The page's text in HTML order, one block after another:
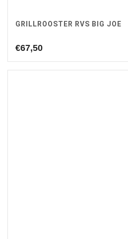
GRILLROOSTER RVS BIG JOE
€67,50